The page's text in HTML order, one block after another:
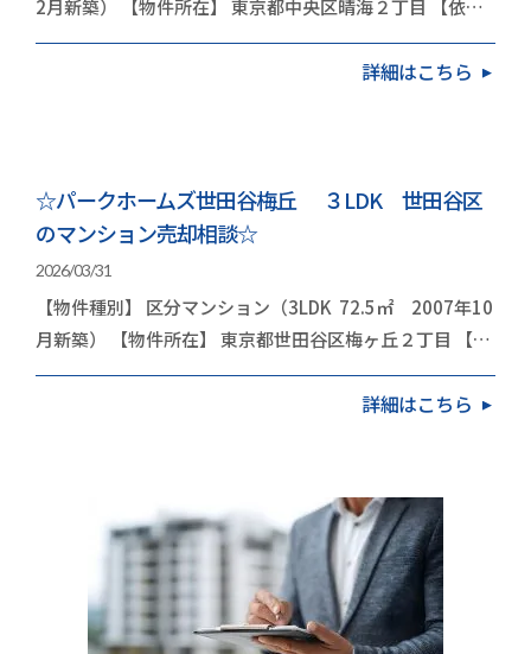
2月新築） 【物件所在】 東京都中央区晴海２丁目 【依頼
内容】 お住み替え（引越し） 今回は…
詳細はこちら
☆パークホームズ世田谷梅丘 ３LDK 世田谷区
のマンション売却相談☆
2026/03/31
【物件種別】 区分マンション（3LDK 72.5㎡ 2007年10
月新築） 【物件所在】 東京都世田谷区梅ヶ丘２丁目 【依
頼内容】 お住み替え（引越し） 今…
詳細はこちら